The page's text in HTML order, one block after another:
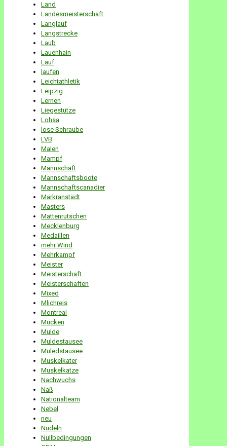
Land
Landesmeisterschaft
Langlauf
Langstrecke
Laub
Lauenhain
Lauf
laufen
Leichtathletik
Leipzig
Lernen
Liegestütze
Lohsa
lose Schraube
LVB
Malen
Mampf
Mannschaft
Mannschaftsboote
Mannschaftscanadier
Markranstädt
Masters
Mattenrutschen
Mecklenburg
Medaillen
mehr Wind
Mehrkampf
Meister
Meisterschaft
Meisterschaften
Mixed
Mlichreis
Montreal
Mücken
Mulde
Muldestausee
Muledstausee
Muskelkater
Muskelkatze
Nachwuchs
Naß
Nationalteam
Nebel
neu
Nudeln
Nullbedingungen